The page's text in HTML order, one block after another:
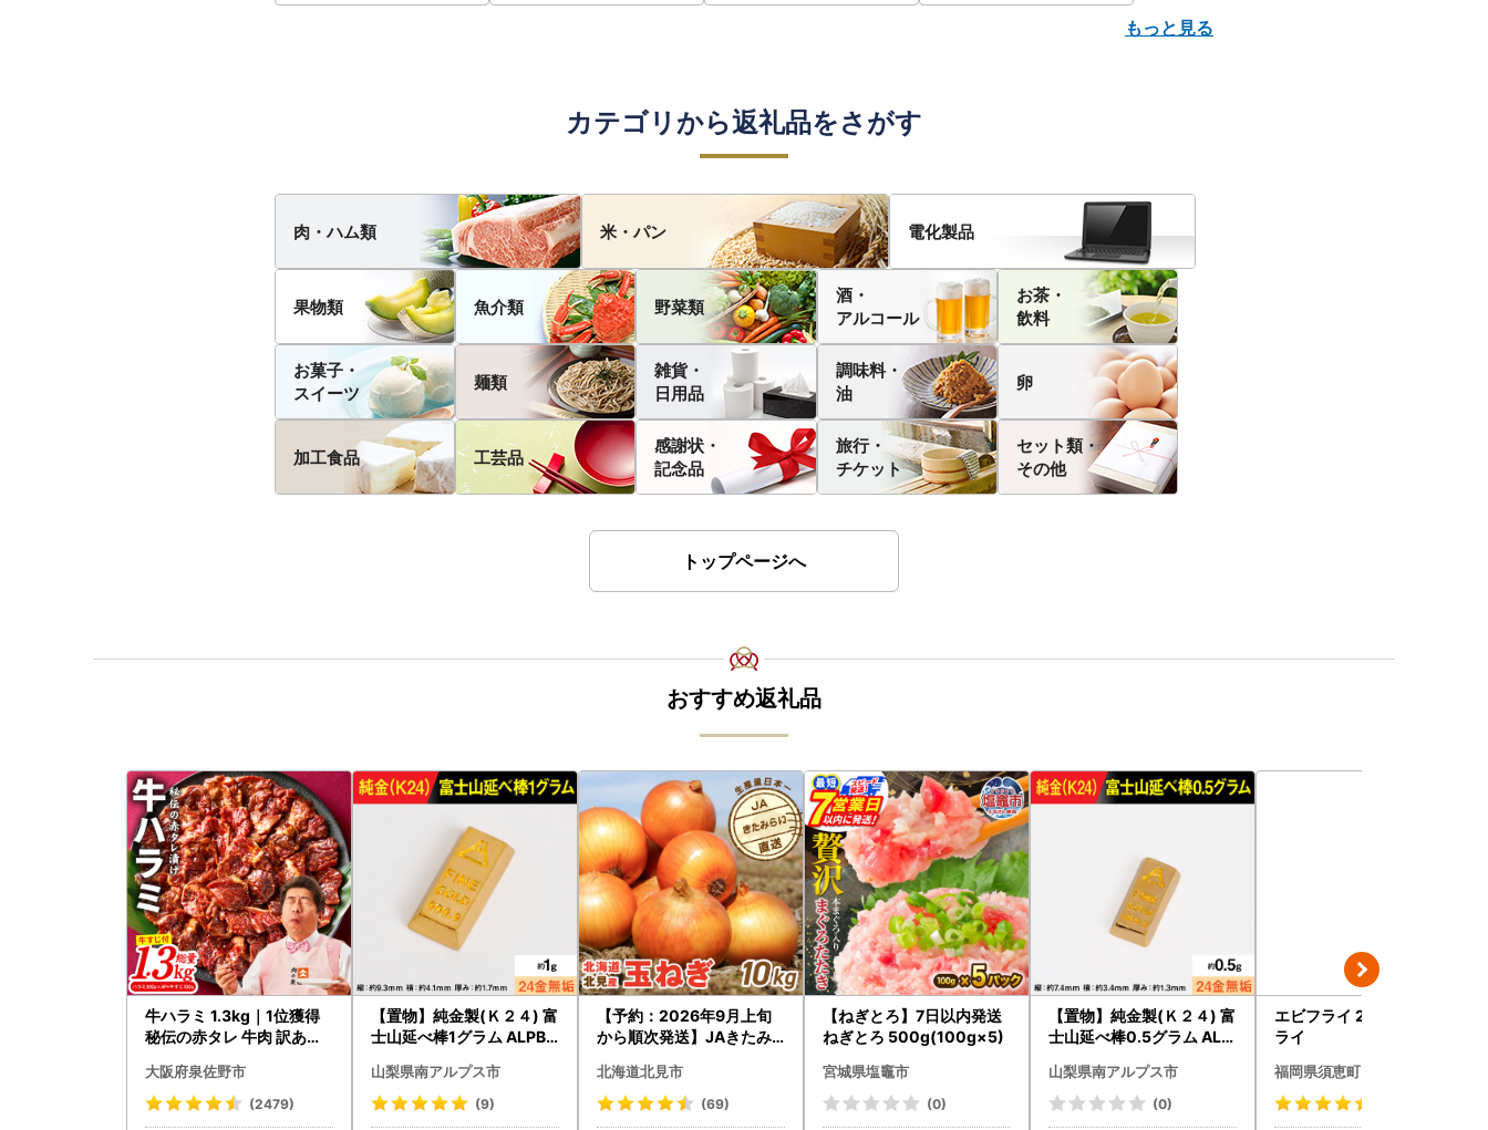
もっと見る
カテゴリから返礼品をさがす
肉・ハム類 米・パン 電化製品
果物類 魚介類 野菜類
酒・
アルコール
お茶・
飲料
お菓子・
スイーツ
麺類
雑貨・
日用品
調味料・
油
卵
加工食品 工芸品
感謝状・
記念品
旅行・
チケット
セット類・
その他
トップページへ
おすすめ返礼品
牛ハラミ 1.3kg｜1位獲得
秘伝の赤タレ 牛肉 訳あり
大阪府泉佐野市
(2479)
【置物】純金製(Ｋ２４) 富
士山延べ棒1グラム ALPBK
山梨県南アルプス市
(9)
【予約：2026年9月上旬
から順次発送】JAきたみ
g ( タマネギ たまねぎ 野菜
)【210-0003-2026】
北海道北見市
(69)
【ねぎとろ】7日以内発送
ねぎとろ 500g(100g×5)
宮城県塩竈市
(0)
【置物】純金製(Ｋ２４) 富
士山延べ棒0.5グラム ALP
山梨県南アルプス市
(0)
エビフライ 25尾 | エビフ
ライ
福岡県須恵町